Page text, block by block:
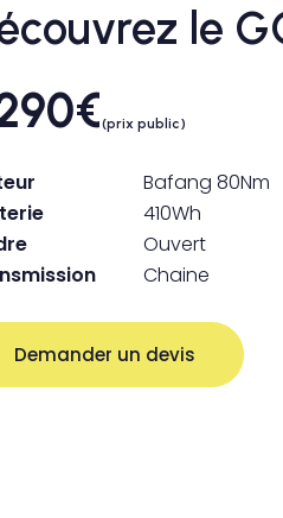
le
€(prix public)
Bafang 80Nm
410Wh
Ouvert
Chaine
Demander un devis